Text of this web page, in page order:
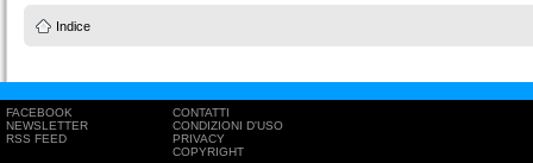
Indice
FACEBOOK
NEWSLETTER
RSS FEED
CONTATTI
CONDIZIONI D'USO
PRIVACY
COPYRIGHT